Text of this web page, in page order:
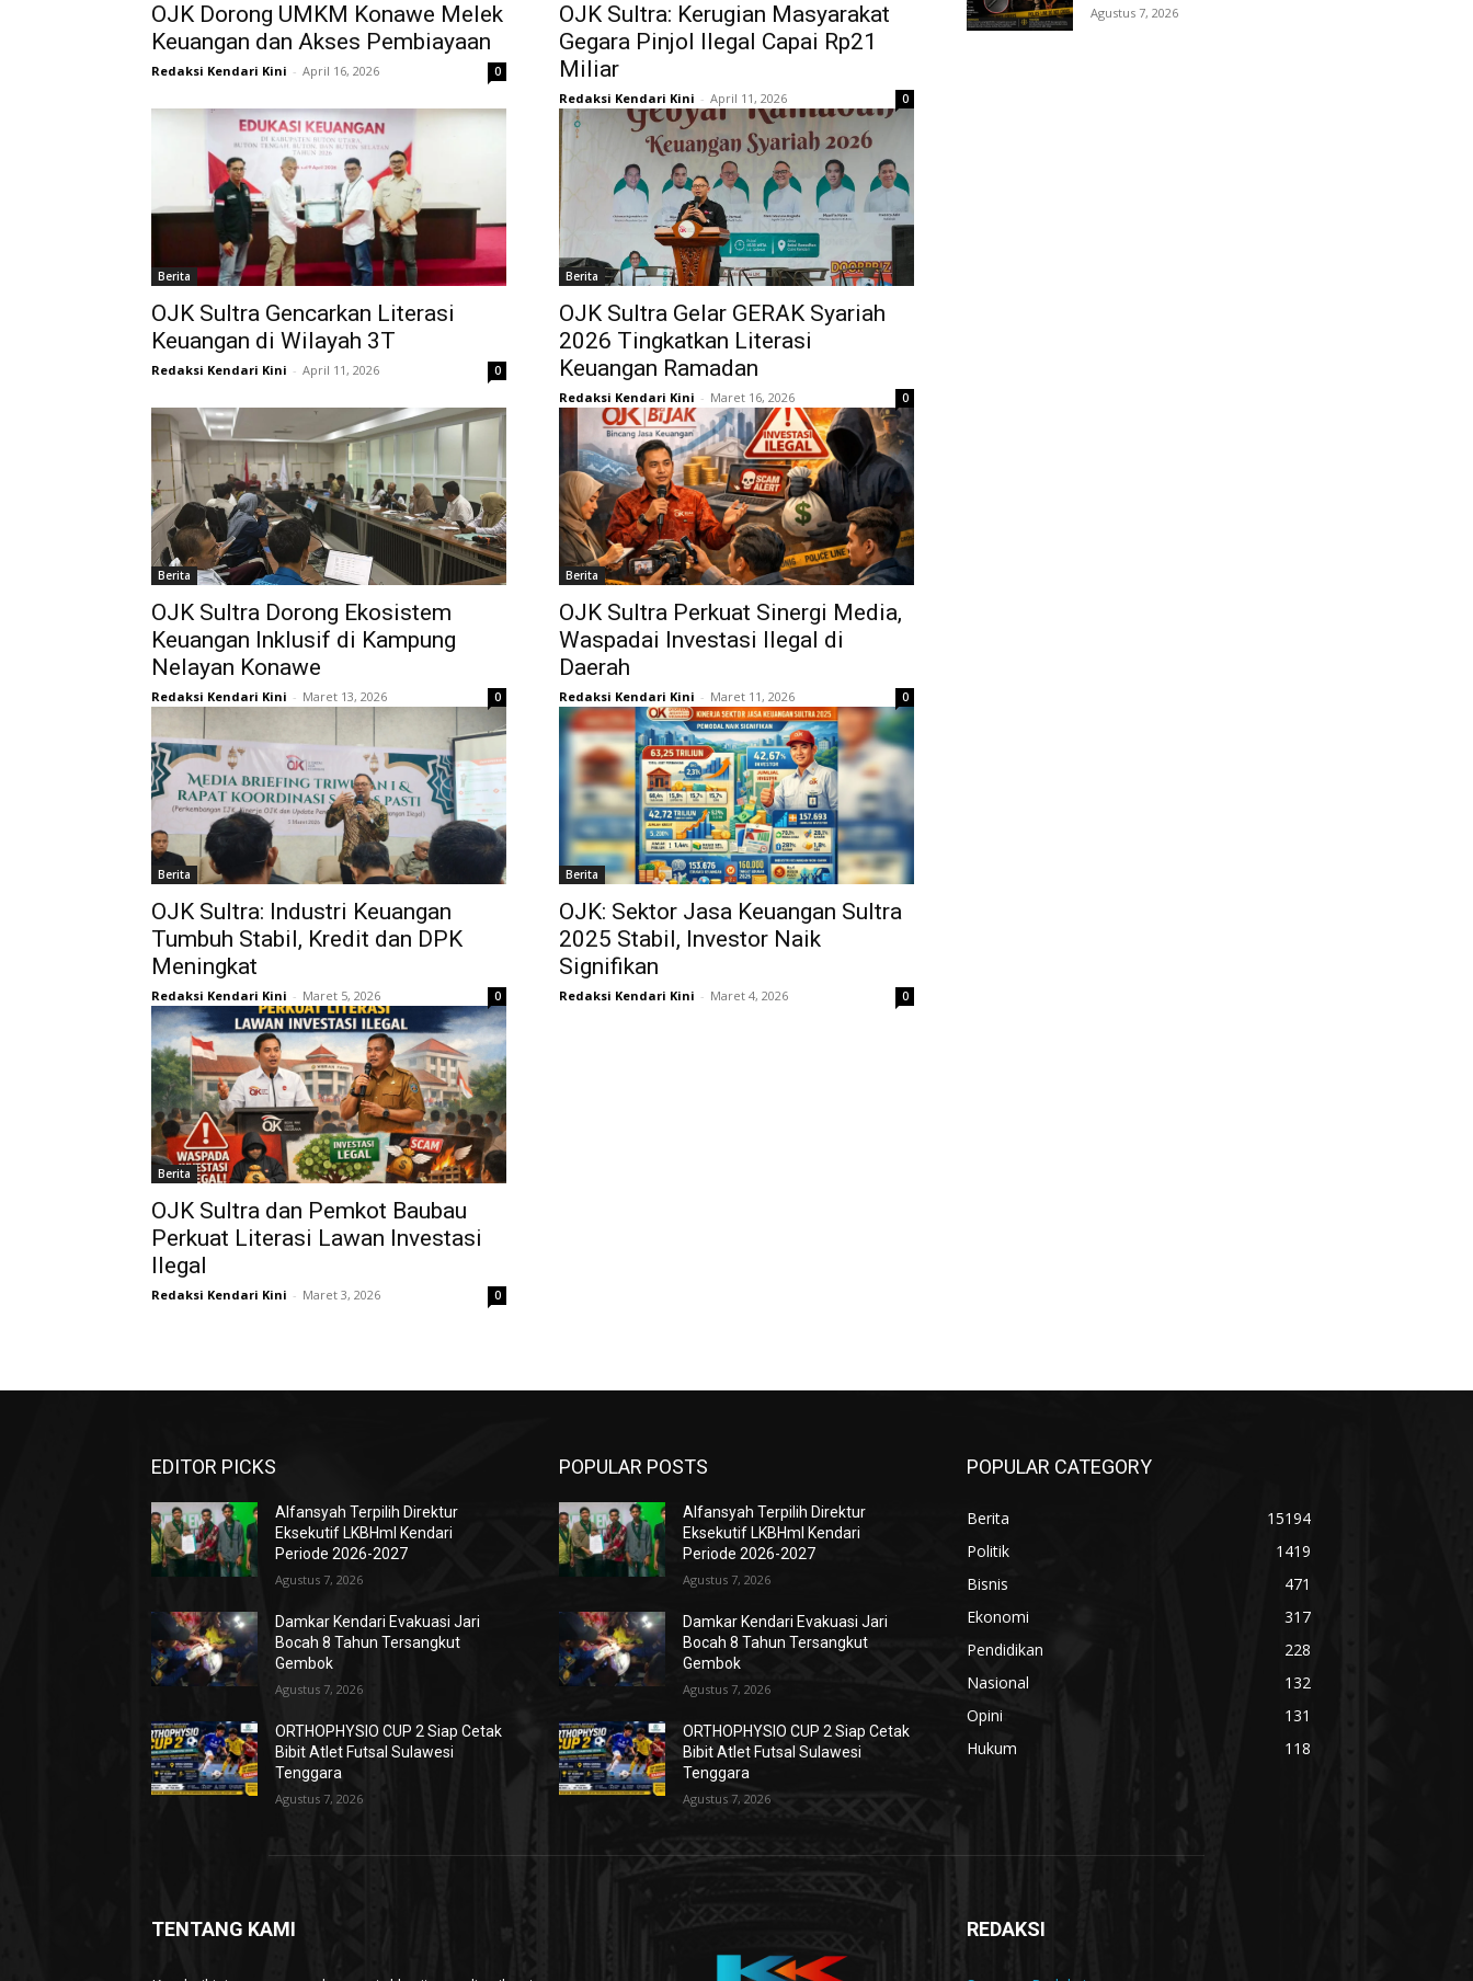
OJK Dorong UMKM Konawe Melek
Keuangan dan Akses Pembiayaan
Redaksi Kendari Kini - April 16, 2026 0
OJK Sultra: Kerugian Masyarakat
Gegara Pinjol Ilegal Capai Rp21
Miliar
Redaksi Kendari Kini - April 11, 2026 0
Berita
OJK Sultra Gencarkan Literasi
Keuangan di Wilayah 3T
Redaksi Kendari Kini - April 11, 2026 0
Berita
OJK Sultra Gelar GERAK Syariah
2026 Tingkatkan Literasi
Keuangan Ramadan
Redaksi Kendari Kini - Maret 16, 2026 0
Berita
OJK Sultra Dorong Ekosistem
Keuangan Inklusif di Kampung
Nelayan Konawe
Redaksi Kendari Kini - Maret 13, 2026 0
Berita
OJK Sultra Perkuat Sinergi Media,
Waspadai Investasi Ilegal di
Daerah
Redaksi Kendari Kini - Maret 11, 2026 0
Berita
OJK Sultra: Industri Keuangan
Tumbuh Stabil, Kredit dan DPK
Meningkat
Redaksi Kendari Kini - Maret 5, 2026 0
Berita
OJK: Sektor Jasa Keuangan Sultra
2025 Stabil, Investor Naik
Signifikan
Redaksi Kendari Kini - Maret 4, 2026 0
Berita
OJK Sultra dan Pemkot Baubau
Perkuat Literasi Lawan Investasi
Ilegal
Redaksi Kendari Kini - Maret 3, 2026 0
Agustus 7, 2026
EDITOR PICKS
Alfansyah Terpilih Direktur
Eksekutif LKBHmI Kendari
Periode 2026-2027
Agustus 7, 2026
Damkar Kendari Evakuasi Jari
Bocah 8 Tahun Tersangkut
Gembok
Agustus 7, 2026
ORTHOPHYSIO CUP 2 Siap Cetak
Bibit Atlet Futsal Sulawesi
Tenggara
Agustus 7, 2026
POPULAR POSTS
Alfansyah Terpilih Direktur
Eksekutif LKBHmI Kendari
Periode 2026-2027
Agustus 7, 2026
Damkar Kendari Evakuasi Jari
Bocah 8 Tahun Tersangkut
Gembok
Agustus 7, 2026
ORTHOPHYSIO CUP 2 Siap Cetak
Bibit Atlet Futsal Sulawesi
Tenggara
Agustus 7, 2026
POPULAR CATEGORY
Berita
15194
Politik
1419
Bisnis
471
Ekonomi
317
Pendidikan
228
Nasional
132
Opini
131
Hukum
118
TENTANG KAMI REDAKSI